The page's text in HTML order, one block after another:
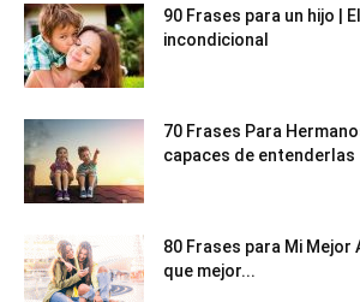
90 Frases para un hijo |
incondicional
70 Frases Para
capaces de entenderlas
80 Frases para Mi Mejor
que mejor...